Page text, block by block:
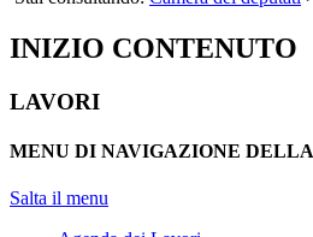
INIZIO CONTENUTO
LAVORI
MENU DI NAVIGAZIONE
Salta il menu